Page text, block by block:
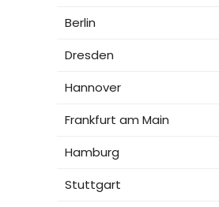
Berlin
Dresden
Hannover
Frankfurt am Main
Hamburg
Stuttgart